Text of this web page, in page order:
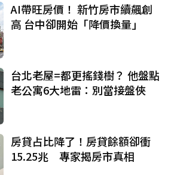
AI帶旺房價！ 新竹房市續飆創
高 台中卻開始「降價換量」
台北老屋=都更搖錢樹？ 他盤點
老公寓6大地雷：別當接盤俠
房貸占比降了！房貸餘額卻衝
15.25兆 專家揭房市真相